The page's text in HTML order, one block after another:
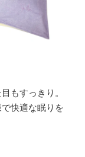
もすっきり。
快適な眠りを